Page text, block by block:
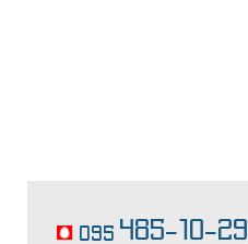
095 485-10-29,